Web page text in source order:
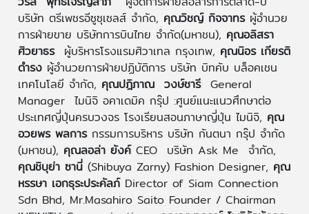
บริษัท ตรีเพชรอีซูซุเซลส์ จำกัด, คุณวิชญ์ กิจจาทรผู้อำนวย
การฝ่ายขาย บริษัทการบินไทย จำกัด(มหาชน), คุณอลิสรา
ศิวยาธรผู้บริหารโรงแรมศิวาเทล กรุงเทพ, คุณนิอร เกียรติ
ดำรงผู้อำนวยการฝ่ายปฏิบัติการ บริษัท บิทคับ บล็อคเชน
เทคโนโลยี จำกัด, คุณปฎิภาณ วงษ์ชารีGeneral
Manager ไมนิจิ อคาเดมิค กรุ๊ป :ศูนย์แนะแนวศึกษาต่อ
ประเทศญี่ปุ่นครบวงจร โรงเรียนสอนภาษาญี่ปุ่น ไมนิจิ, คุณ
อวยพร พลการกรรมการบริหาร บริษัท กันตนา กรุ๊ป จำกัด
(มหาชน), คุณลอล่า ยังค์CEO บริษัท Ask Me จำกัด,
คุณชิบุย่า ซานี่(Shibuya Zarny) Fashion Designer, คุณ
หรรษา เอกธุระประคัลภ์Director of Siam Connection
Sdn Bhd, Mr.Masahiro Saito Founder / Chairman